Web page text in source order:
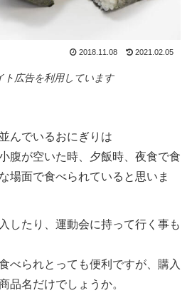
2018.11.08 2021.02.05
ト広告を利用しています
んでいるおにぎりは
腹が空いた時、夕飯時、夜食で食
場面で食べられていると思いま
したり、運動会に持って行く事も
べられとっても便利ですが、購入
品名だけでしょうか。